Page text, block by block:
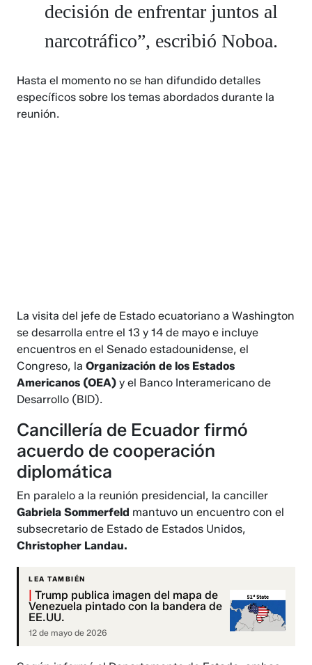
decisión de enfrentar juntos al
narcotráfico”, escribió Noboa.
Hasta el momento no se han difundido detalles
específicos sobre los temas abordados durante la
reunión.
La visita del jefe de Estado ecuatoriano a Washington
se desarrolla entre el 13 y 14 de mayo e incluye
encuentros en el Senado estadounidense, el
Congreso, laOrganización de los Estados
Americanos (OEA) y el Banco Interamericano de
Desarrollo (BID).
Cancillería de Ecuador firmó
acuerdo de cooperación
diplomática
En paralelo a la reunión presidencial, la canciller
Gabriela Sommerfeld mantuvo un encuentro con el
subsecretario de Estado de Estados Unidos,
Christopher Landau.
LEA TAMBIÉN
Trump publica imagen del mapa de
Venezuela pintado con la bandera de
EE.UU.
12 de mayo de 2026